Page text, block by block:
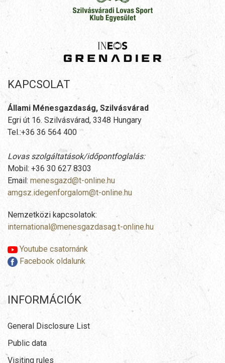
KAPCSOLAT
Állami Ménesgazdaság, Szilvásvárad
Egri út 16. Szilvásvárad, 3348 Hungary
Tel.:+36 36 564 400
Lovas szolgáltatások/időpontfoglalás:
Mobil: +36 30 627 8303
Email: menesgazd@t-online.hu
amgsz.idegenforgalom@t-online.hu
Nemzetközi kapcsolatok:
international@menesgazdasag.t-online.hu
Youtube csatornánk
Facebook oldalunk
INFORMÁCIÓK
General Disclosure List
Public data
Visiting rules